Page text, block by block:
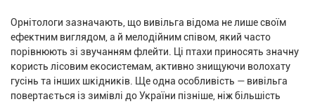
Орнітологи зазначають, що вивільга відома не лише своїм
ефектним виглядом, а й мелодійним співом, який часто
порівнюють зі звучанням флейти. Ці птахи приносять значну
користь лісовим екосистемам, активно знищуючи волохату
гусінь та інших шкідників. Ще одна особливість — вивільга
повертається із зимівлі до України пізніше, ніж більшість